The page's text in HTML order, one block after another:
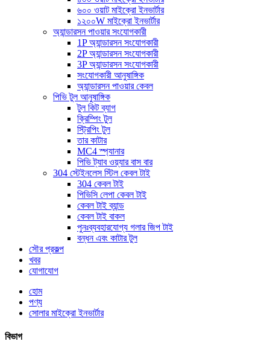
৬০০ ওয়াট মাইক্রো ইনভার্টার
১২০০W মাইক্রো ইনভার্টার
অ্যান্ডারসন পাওয়ার সংযোগকারী
1P অ্যান্ডারসন সংযোগকারী
2P অ্যান্ডারসন সংযোগকারী
3P অ্যান্ডারসন সংযোগকারী
সংযোগকারী আনুষাঙ্গিক
অ্যান্ডারসন পাওয়ার কেবল
পিভি টুল আনুষাঙ্গিক
টুল কিট ব্যাগ
ক্রিম্পিং টুল
স্ট্রিপিং টুল
তার কাটার
MC4 স্প্যানার
পিভি ট্যাব ওয়্যার বাস বার
304 স্টেইনলেস স্টিল কেবল টাই
304 কেবল টাই
পিভিসি লেপা কেবল টাই
কেবল টাই ব্যান্ড
কেবল টাই বাকল
পুনঃব্যবহারযোগ্য গলার জিপ টাই
বন্ধন এবং কাটার টুল
সৌর প্রকল্প
খবর
যোগাযোগ
হোম
পণ্য
সোলার মাইক্রো ইনভার্টার
বিভাগ